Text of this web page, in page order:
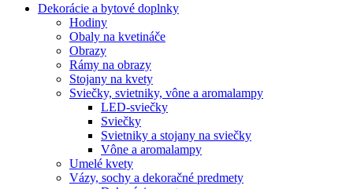
Dekorácie a bytové doplnky
Hodiny
Obaly na kvetináče
Obrazy
Rámy na obrazy
Stojany na kvety
Sviečky, svietniky, vône a aromalampy
LED-sviečky
Sviečky
Svietniky a stojany na sviečky
Vône a aromalampy
Umelé kvety
Vázy, sochy a dekoračné predmety